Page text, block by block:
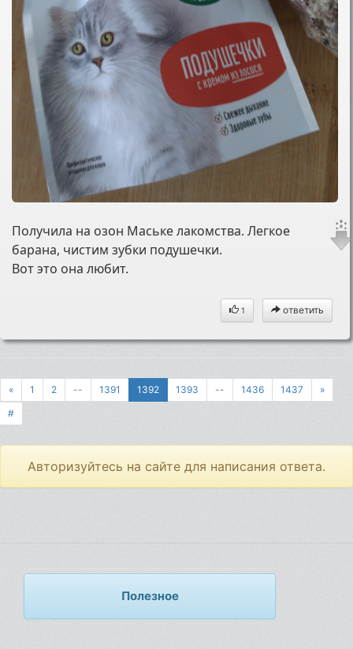
Получила на озон Маське лакомства. Легкое
барана, чистим зубки подушечки.
Вот это она любит.
1 ответить
« 1 2 -- 1391 1392 1393 -- 1436 1437
»
#
Авторизуйтесь на сайте для написания ответа.
Полезное